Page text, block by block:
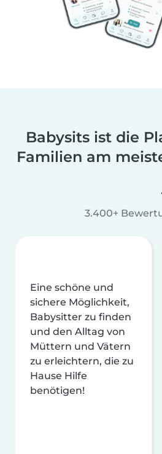
Babysits ist die
Familien am
3.400+
Eine schöne und
sichere Möglichkeit,
Babysitter zu finden
und den Alltag von
Müttern und Vätern
zu erleichtern, die zu
Hause Hilfe
benötigen!